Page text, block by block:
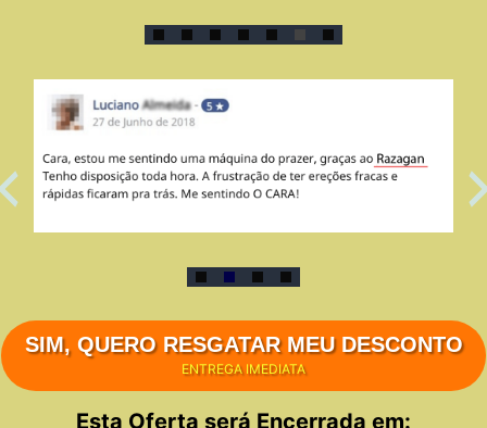
SIM, QUERO RESGATAR MEU DESCONTO
ENTREGA IMEDIATA
Esta Oferta será Encerrada em: